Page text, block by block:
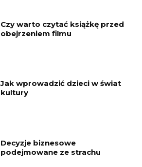
Czy warto czytać książkę przed
obejrzeniem filmu
Jak wprowadzić dzieci w świat
kultury
Decyzje biznesowe
podejmowane ze strachu